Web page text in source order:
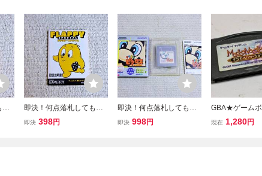
送
即決！何点落札しても送
料185円★ フラッピー
即決 398円
即決！何点落札しても送
料185円★ マリオのピ
即決 998円
GBA★ゲーム
バンス★マジカ
現在 1,280円